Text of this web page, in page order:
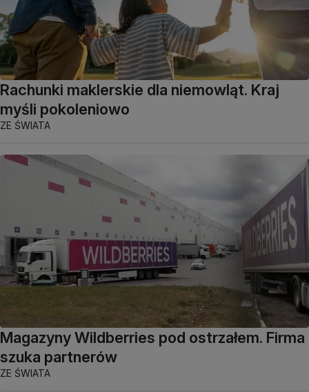
Rachunki maklerskie dla niemowląt. Kraj
myśli pokoleniowo
ZE ŚWIATA
Magazyny Wildberries pod ostrzałem. Firma
szuka partnerów
ZE ŚWIATA